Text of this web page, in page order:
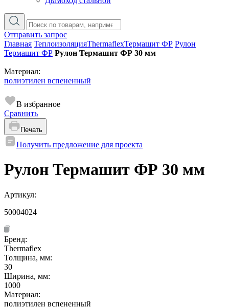
Отправить запрос
Главная ТеплоизоляцияThermaflexТермашит ФР Рулон
Термашит ФР Рулон Термашит ФР 30 мм
Материал:
полиэтилен вспененный
В избранное
Сравнить
Печать
Получить предложение для проекта
Рулон Термашит ФР 30 мм
Артикул:
50004024
Бренд:
Thermaflex
Толщина, мм:
30
Ширина, мм:
1000
Материал:
полиэтилен вспененный